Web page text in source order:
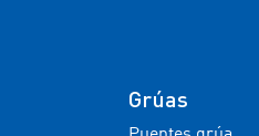
Grúas